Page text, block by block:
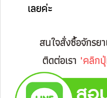
เลยค่ะ
สนใจสั่งซื้อจักรย
ติดต่อเรา "คลิก